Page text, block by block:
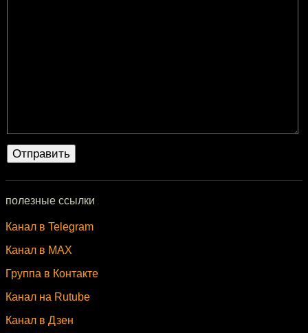
полезные ссылки
Канал в Telegram
Канал в MAX
Группа в Контакте
Канал на Rutube
Канал в Дзен